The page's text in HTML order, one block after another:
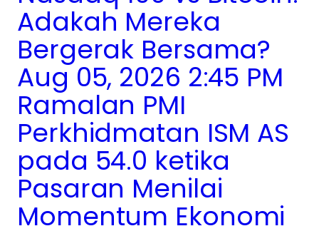
Adakah Mereka
Bergerak Bersama?
Aug 05, 2026 2:45 PM
Ramalan PMI
Perkhidmatan ISM AS
pada 54.0 ketika
Pasaran Menilai
Momentum Ekonomi